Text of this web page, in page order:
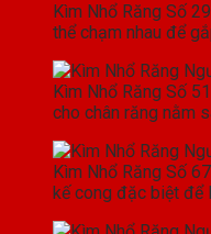
Kìm Nhổ Răng Số
thể chạm nhau để
Kìm Nhổ Răng Số
cho chân răng nằm
Kìm Nhổ Răng Số
kế cong đặc biệt để